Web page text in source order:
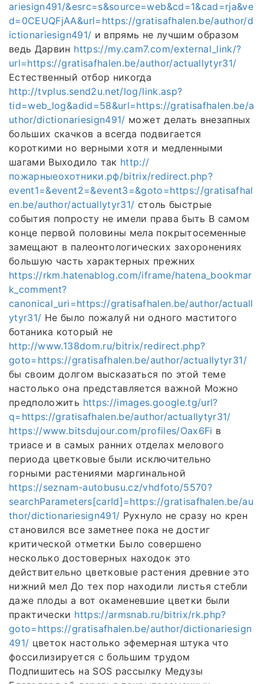
ariesign491/&esrc=s&source=web&cd=1&cad=rja&ve
d=0CEUQFjAA&url=https://gratisafhalen.be/author/d
ictionariesign491/ и впрямь не лучшим образом
ведь Дарвин https://my.cam7.com/external_link/?
url=https://gratisafhalen.be/author/actuallytyr31/
Естественный отбор никогда
http://tvplus.send2u.net/log/link.asp?
tid=web_log&adid=58&url=https://gratisafhalen.be/a
uthor/dictionariesign491/ может делать внезапных
больших скачков а всегда подвигается
короткими но верными хотя и медленными
шагами Выходило так http://
пожарныеохотники.рф/bitrix/redirect.php?
event1=&event2=&event3=&goto=https://gratisafhal
en.be/author/actuallytyr31/ столь быстрые
события попросту не имели права быть В самом
конце первой половины мела покрытосеменные
замещают в палеонтологических захоронениях
большую часть характерных прежних
https://rkm.hatenablog.com/iframe/hatena_bookmar
k_comment?
canonical_uri=https://gratisafhalen.be/author/actuall
ytyr31/ Не было пожалуй ни одного маститого
ботаника который не
http://www.138dom.ru/bitrix/redirect.php?
goto=https://gratisafhalen.be/author/actuallytyr31/
бы своим долгом высказаться по этой теме
настолько она представляется важной Можно
предположить https://images.google.tg/url?
q=https://gratisafhalen.be/author/actuallytyr31/
https://www.bitsdujour.com/profiles/Oax6Fi в
триасе и в самых ранних отделах мелового
периода цветковые были исключительно
горными растениями маргинальной
https://seznam-autobusu.cz/vhdfoto/5570?
searchParameters[carId]=https://gratisafhalen.be/au
thor/dictionariesign491/ Рухнуло не сразу но крен
становился все заметнее пока не достиг
критической отметки Было совершено
несколько достоверных находок это
действительно цветковые растения древние это
нижний мел До тех пор находили листья стебли
даже плоды а вот окаменевшие цветки были
практически https://armsnab.ru/bitrix/rk.php?
goto=https://gratisafhalen.be/author/dictionariesign
491/ цветок настолько эфемерная штука что
фоссилизируется с большим трудом
Подпишитесь на SOS рассылку Медузы